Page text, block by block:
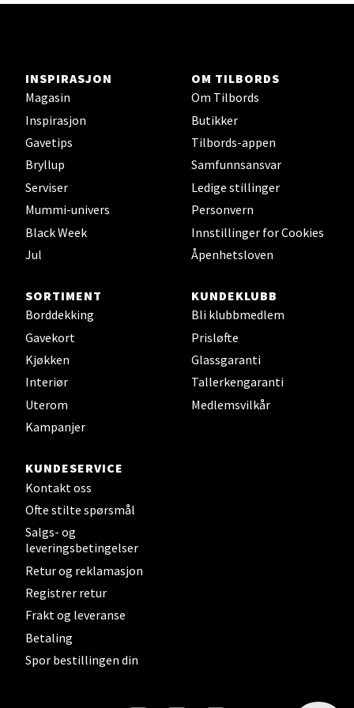
INSPIRASJON
Magasin
Inspirasjon
Gavetips
Bryllup
Serviser
Mummi-univers
Black Week
Jul
OM TILBORDS
Om Tilbords
Butikker
Tilbords-appen
Samfunnsansvar
Ledige stillinger
Personvern
Innstillinger for Cookies
Åpenhetsloven
SORTIMENT
Borddekking
Gavekort
Kjøkken
Interiør
Uterom
Kampanjer
KUNDEKLUBB
Bli klubbmedlem
Prisløfte
Glassgaranti
Tallerkengaranti
Medlemsvilkår
KUNDESERVICE
Kontakt oss
Ofte stilte spørsmål
Salgs- og
leveringsbetingelser
Retur og reklamasjon
Registrer retur
Frakt og leveranse
Betaling
Spor bestillingen din
Ski - Thon Senter Ski
Ski Storsenter, Jernbanesvingen 6, 1400 Ski
Åpent i dag 10-21
2 i butikk
Velg
Åpent i dag 10-19
Velg
Steinkjer - Thon Senter Steinkjer
Sjøfartsgata 2, 7714 Steinkjer
9 i butikk
Leirvik - Stord